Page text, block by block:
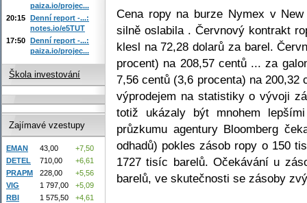
Cena ropy na burze Nymex v
silně oslabila . Červnový kontrakt
klesl na 72,28 dolarů za barel.
procent) na 208,57 centů ... za
7,56 centů (3,6 procenta) na
výprodejem na statistiky o vývoji
totiž ukázaly být mnohem
průzkumu agentury Bloomberg
odhadů) pokles zásob ropy o 150
1727 tisíc barelů. Očekávání u
barelů, ve skutečnosti se zásoby
paiza.io/projec...
20:15 Denní report -...:
notes.io/e5TUT
17:50 Denní report -...:
paiza.io/projec...
Škola investování
Zajímavé vzestupy
EMAN 43,00
+7,50
DETEL
710,00
+6,61
PRAPM
228,00
+5,56
VIG
1 797,00
+5,09
RBI
1 575,50 +4,61